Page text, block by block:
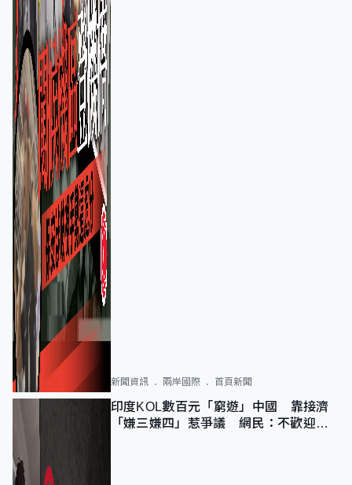
新聞資訊 兩岸國際 首頁新聞
印度KOL數百元「窮遊」中國 靠接濟
「嫌三嫌四」惹爭議 網民：不歡迎劣